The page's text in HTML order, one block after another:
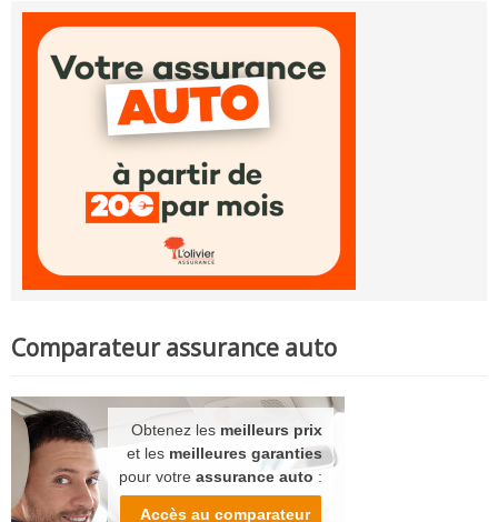
Comparateur assurance auto
Obtenez les meilleurs prix
et les meilleures garanties
pour votre assurance auto :
Accès au comparateur